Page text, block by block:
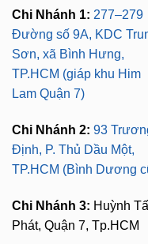
Chi Nhánh 1: 277–279
Đường số 9A, KDC
Sơn, xã Bình Hưng,
TP.HCM (giáp khu Him
Lam Quận 7)
Chi Nhánh 2: 93
Định, P. Thủ Dầu Một,
TP.HCM (Bình Dương
Chi Nhánh 3: Huỳnh
Phát, Quận 7, Tp.HCM